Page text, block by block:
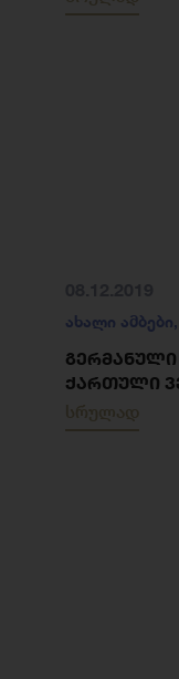
ახალი ამბები,
ᲥᲐᲠᲗᲣᲚᲘ
სრულად